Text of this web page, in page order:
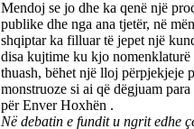
Mendoj se jo dhe ka qenë një
publike dhe nga ana tjetër, në
shqiptar ka filluar të jepet një
disa kujtime ku kjo nomenklaturë
thuash, bëhet një lloj përpjekjeje
monstruoze si ai që dëgjuam
për Enver Hoxhën .
Në debatin e fundit u ngrit edhe